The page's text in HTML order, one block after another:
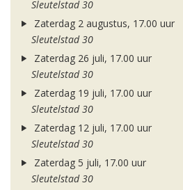
Sleutelstad 30
Zaterdag 2 augustus, 17.00 uur
Sleutelstad 30
Zaterdag 26 juli, 17.00 uur
Sleutelstad 30
Zaterdag 19 juli, 17.00 uur
Sleutelstad 30
Zaterdag 12 juli, 17.00 uur
Sleutelstad 30
Zaterdag 5 juli, 17.00 uur
Sleutelstad 30